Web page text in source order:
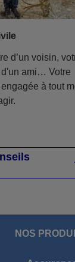
d’un voisin,
ami… Votre
à tout
NOS